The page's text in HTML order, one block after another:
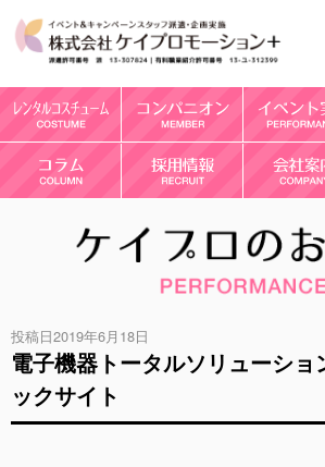
投稿日2019年6月18日
電子機器トータルソリューショ
ックサイト